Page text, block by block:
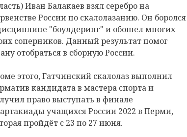
Иван Балакаев взял серебро на
России по скалолазанию. Он боролся
"боулдеринг" и обошел многих
соперников. Данный результат помог
отобраться в сборную России.
этого, Гатчинский скалолаз выполнил
кандидата в мастера спорта и
право выступать в финале
учащихся России 2022 в Перми,
пройдёт с 23 по 27 июня.